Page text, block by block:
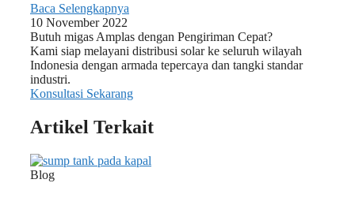
Baca Selengkapnya
10 November 2022
Butuh migas Amplas dengan Pengiriman Cepat?
Kami siap melayani distribusi solar ke seluruh wilayah
Indonesia dengan armada tepercaya dan tangki standar
industri.
Konsultasi Sekarang
Artikel Terkait
Blog